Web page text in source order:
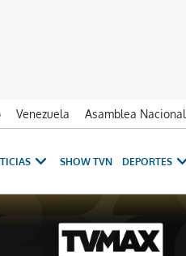
Venezuela Asamblea Nacional
SHOW TVN DEPORTES